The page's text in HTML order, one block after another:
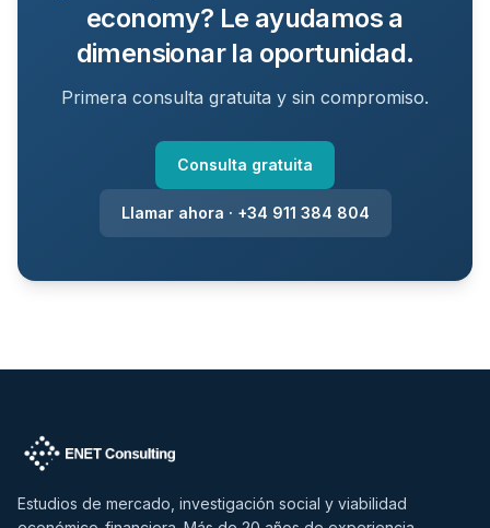
economy? Le ayudamos a
dimensionar la oportunidad.
Primera consulta gratuita y sin compromiso.
Consulta gratuita
Llamar ahora · +34 911 384 804
Estudios de mercado, investigación social y viabilidad